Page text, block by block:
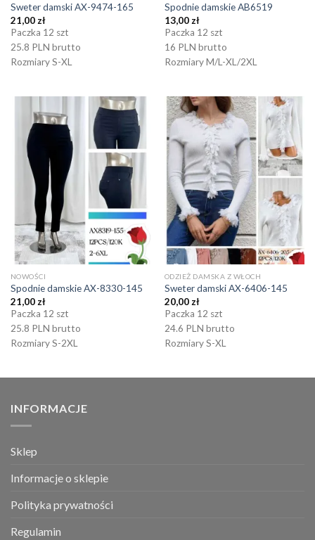
Sweter damski AX-9474-165
21,00 zł
Paczka 12 szt
25.8 PLN brutto
Rozmiary S-XL
Spodnie damskie AB6519
13,00 zł
Paczka 12 szt
16 PLN brutto
Rozmiary M/L-XL/2XL
NOWOŚCI
Spodnie damskie AX-8330-145
21,00 zł
Paczka 12 szt
25.8 PLN brutto
Rozmiary S-2XL
ODZIEŻ DAMSKA Z WŁOCH
Sweter damski AX-6406-145
20,00 zł
Paczka 12 szt
24.6 PLN brutto
Rozmiary S-XL
INFORMACJE
Sklep
Informacje o sklepie
Polityka prywatności
Regulamin